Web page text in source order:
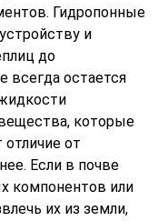
Гидропонные
и
до
остается
которые
от
Если в почве
компонентов или
их из земли,